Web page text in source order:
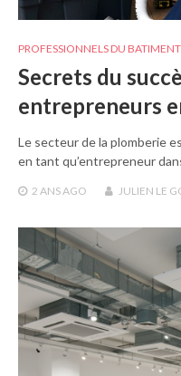
PROFESSIONNELS DU BATIMENT
Secrets du
entrepreneurs
Le secteur de la plomberie
en tant qu’entrepreneur
2 ANS AGO JULIEN LE